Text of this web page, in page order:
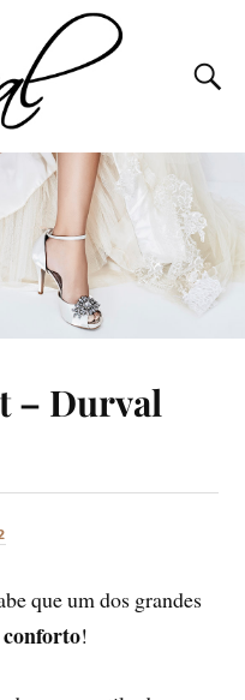
– Durval
que um dos grandes
conforto!